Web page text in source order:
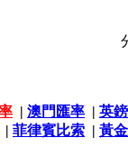
| 澳門匯率 | 英
| 菲律賓比索 | 黃